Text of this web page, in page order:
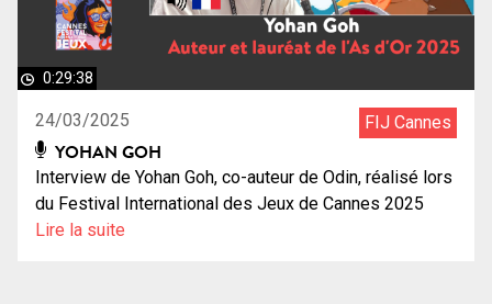
0:29:38
24/03/2025 FIJ Cannes
YOHAN GOH
Interview de Yohan Goh, co-auteur de Odin, réalisé lors
du Festival International des Jeux de Cannes 2025
Lire la suite